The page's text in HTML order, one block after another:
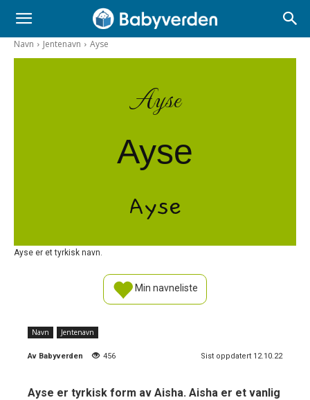
Navn Jentenavn Ayse
Ayse
Ayse
Ayse
Ayse er et tyrkisk navn.
Min navneliste
Navn Jentenavn
Av Babyverden 456 Sist oppdatert 12.10.22
Ayse er tyrkisk form av Aisha. Aisha er et vanlig